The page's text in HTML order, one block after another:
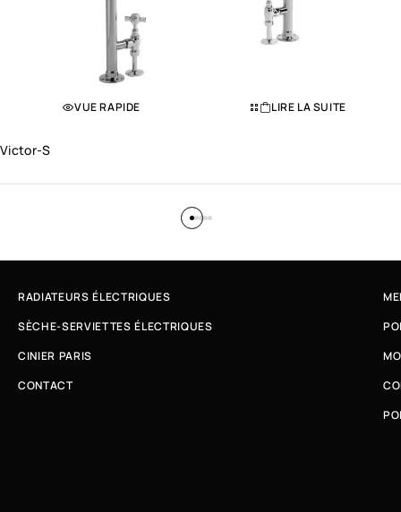
VUE RAPIDE LIRE LA SUITE
Victor-S
RADIATEURS ÉLECTRIQUES
SÈCHE-SERVIETTES ÉLECTRIQUES
CINIER PARIS
CONTACT